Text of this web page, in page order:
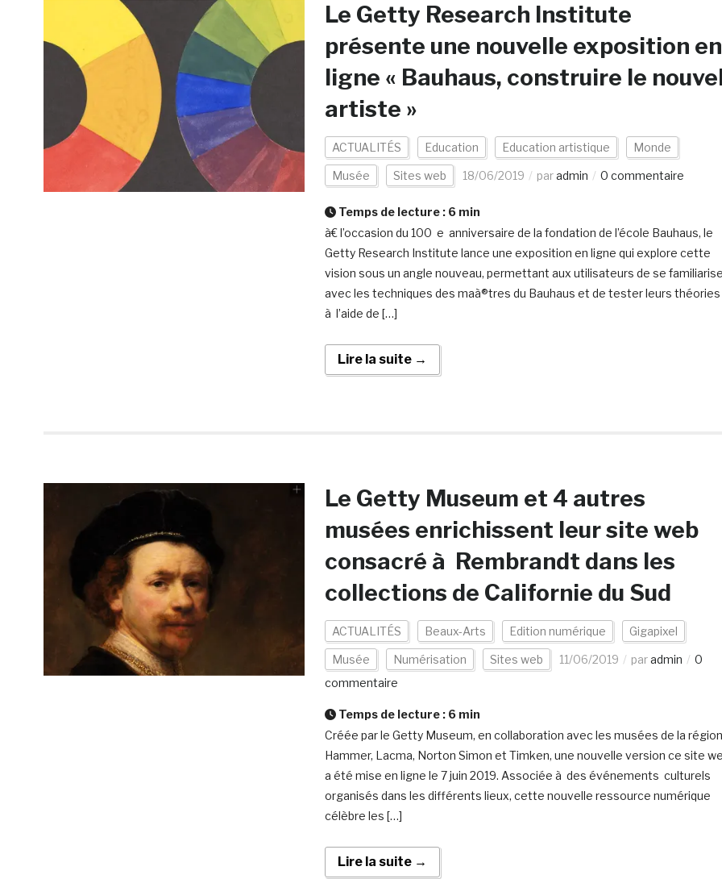
Le Getty Research Institute
présente une nouvelle exposition en
ligne « Bauhaus, construire le
artiste »
ACTUALITÉS Education Education artistique Monde
Musée Sites web 18/06/2019 paradmin 0 commentaire
Temps de lecture : 6 min
à€ l’occasion du 100 e anniversaire de la fondation de l’école Bauhaus, le
Getty Research Institute lance une exposition en ligne qui explore cette
vision sous un angle nouveau, permettant aux utilisateurs de se
avec les techniques des maà®tres du Bauhaus et de tester leurs théories
à l’aide de […]
Lire la suite →
Le Getty Museum et 4 autres
musées enrichissent leur site web
consacré à Rembrandt dans les
collections de Californie du Sud
ACTUALITÉS Beaux-Arts Edition numérique Gigapixel
Musée Numérisation Sites web 11/06/2019 paradmin
0
commentaire
Temps de lecture : 6 min
Créée par le Getty Museum, en collaboration avec les musées de la région
Hammer, Lacma, Norton Simon et Timken, une nouvelle version ce site
a été mise en ligne le 7 juin 2019. Associée à des événements culturels
organisés dans les différents lieux, cette nouvelle ressource numérique
célèbre les […]
Lire la suite →